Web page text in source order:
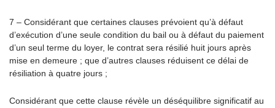
7 – Considérant que certaines clauses prévoient qu’à défaut
d’exécution d’une seule condition du bail ou à défaut du paiement
d’un seul terme du loyer, le contrat sera résilié huit jours après
mise en demeure ; que d’autres clauses réduisent ce délai de
résiliation à quatre jours ;
Considérant que cette clause révèle un déséquilibre significatif au